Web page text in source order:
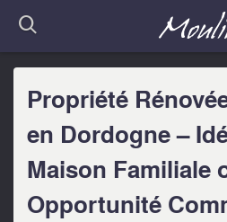
Propriété
en Dordogne –
Maison Familiale
Opportunité